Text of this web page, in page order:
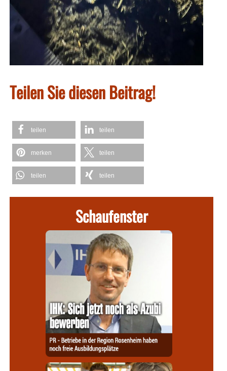
Teilen Sie diesen Beitrag!
teilen teilen
merken teilen
teilen teilen
Schaufenster